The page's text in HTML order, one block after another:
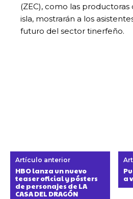
(ZEC), como las
isla, mostrarán a los
futuro del sector tinerfeño.
Artículo anterior
HBO lanza un nuevo
teaser oficial y pósters
de personajes de LA
CASA DEL DRAGÓN
a